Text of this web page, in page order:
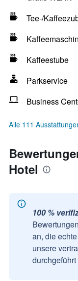
Tee-/
Kaffeestube
Parkservice
Business
Alle 111
Hotel
100 %
an, die
unsere